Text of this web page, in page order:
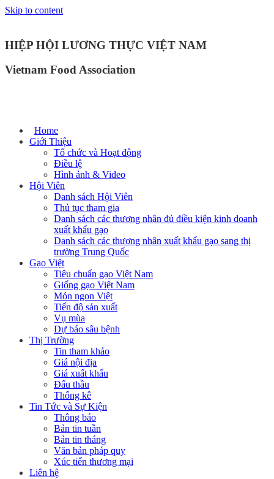
Skip to content
HIỆP HỘI LƯƠNG THỰC VIỆT NAM
Vietnam Food Association
Home
Giới Thiệu
Tổ chức và Hoạt động
Điều lệ
Hình ảnh & Video
Hội Viên
Danh sách Hội Viên
Thủ tục tham gia
Danh sách các thương nhân đủ điều kiện kinh doanh
xuất khẩu gạo
Danh sách các thương nhân xuất khẩu gạo sang thị
trường Trung Quốc
Gạo Việt
Tiêu chuẩn gạo Việt Nam
Giống gạo Việt Nam
Món ngon Việt
Tiến độ sản xuất
Vụ mùa
Dự báo sâu bệnh
Thị Trường
Tin tham khảo
Giá nội địa
Giá xuất khẩu
Đấu thầu
Thống kê
Tin Tức và Sự Kiện
Thông báo
Bản tin tuần
Bản tin tháng
Văn bản pháp quy
Xúc tiến thương mại
Liên hệ